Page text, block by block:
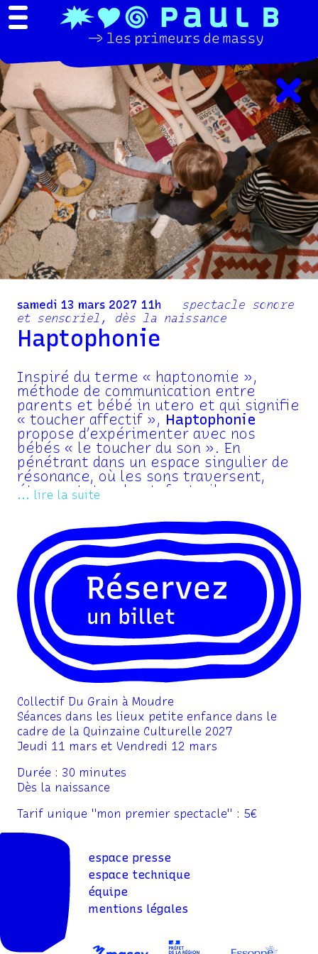
samedi 13 mars 2027 11h
spectacle sonore
et sensoriel, dès la naissance
Haptophonie
Inspiré du terme « haptonomie »,
méthode de communication entre
parents et bébé in utero et qui signifie
« toucher affectif », Haptophonie
propose d’expérimenter avec nos
bébés « le toucher du son ». En
pénétrant dans un espace singulier de
résonance, où les sons traversent,
étonnent, touchent, font vibrer, ce
spectacle est une véritable invitation
à la découverte d’un plaisir sonore et
musical partagé entre l’enfant et son
adulte. À partir d’un instrumentarium
insolite (vibrophone, puits sonore,
cordon sombilical…) mêlant sons et
matières, les deux artistes créent un
moment suspendu entre rêverie et
écoute curieuse.
Boris Allenou, artiste sonore
Myriam Camara, musicienne, compositrice et
chanteuse
Gwendoline Hénot, comédienne et metteure en
scène
Benoît Poulain, artiste sonore et compositeur
... lire la suite
Collectif Du Grain à Moudre
Séances dans les lieux petite enfance dans le
cadre de la Quinzaine Culturelle 2027
Jeudi 11 mars et Vendredi 12 mars
Durée : 30 minutes
Dès la naissance
Tarif unique "mon premier spectacle" : 5€
espace presse
espace technique
équipe
mentions légales